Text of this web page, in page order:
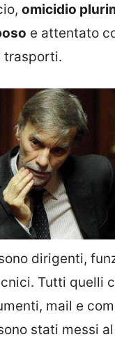
omicidio
e attentato
trasporti.
dirigenti,
Tutti quelli
mail e
stati messi